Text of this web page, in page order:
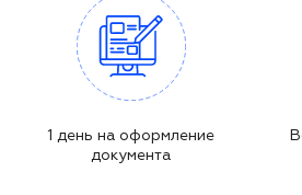
1 день на оформление
документа